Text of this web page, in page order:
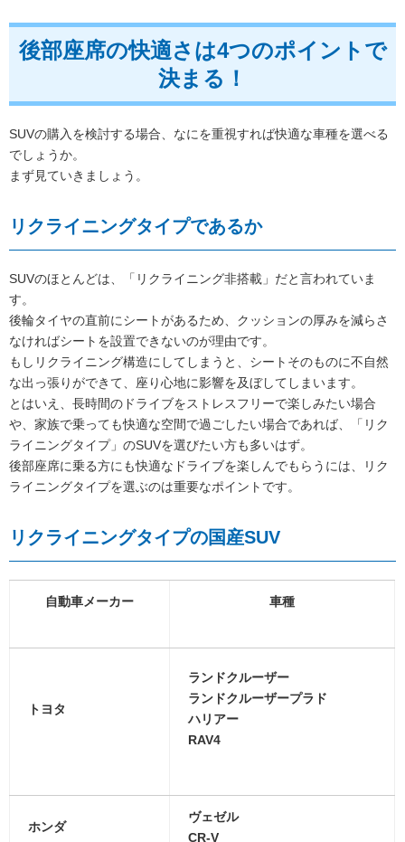
後部座席の快適さは4つのポイントで
決まる！
SUVの購入を検討する場合、なにを重視すれば快適な車種を選べる
でしょうか。
まず見ていきましょう。
リクライニングタイプであるか
SUVのほとんどは、「リクライニング非搭載」だと言われていま
す。
後輪タイヤの直前にシートがあるため、クッションの厚みを減らさ
なければシートを設置できないのが理由です。
もしリクライニング構造にしてしまうと、シートそのものに不自然
な出っ張りができて、座り心地に影響を及ぼしてしまいます。
とはいえ、長時間のドライブをストレスフリーで楽しみたい場合
や、家族で乗っても快適な空間で過ごしたい場合であれば、「リク
ライニングタイプ」のSUVを選びたい方も多いはず。
後部座席に乗る方にも快適なドライブを楽しんでもらうには、リク
ライニングタイプを選ぶのは重要なポイントです。
リクライニングタイプの国産SUV
自動車メーカー 車種
トヨタ
ランドクルーザー
ランドクルーザープラド
ハリアー
RAV4
ホンダ
ヴェゼル
CR-V